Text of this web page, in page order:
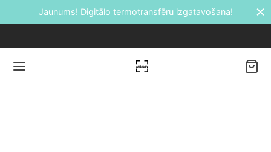
Jaunums! Digitālo termotransfēru izgatavošana!